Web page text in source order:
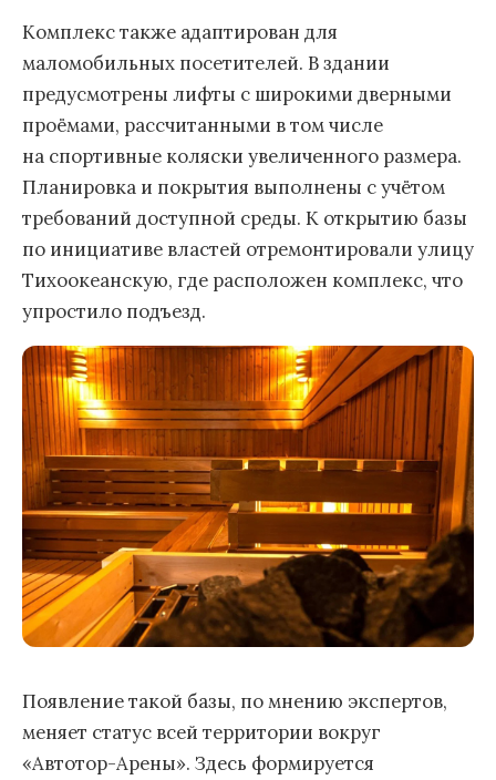
Комплекс также адаптирован для
маломобильных посетителей. В здании
предусмотрены лифты с широкими дверными
проёмами, рассчитанными в том числе
на спортивные коляски увеличенного размера.
Планировка и покрытия выполнены с учётом
требований доступной среды. К открытию базы
по инициативе властей отремонтировали улицу
Тихоокеанскую, где расположен комплекс, что
упростило подъезд.
Появление такой базы, по мнению экспертов,
меняет статус всей территории вокруг
«Автотор-Арены». Здесь формируется